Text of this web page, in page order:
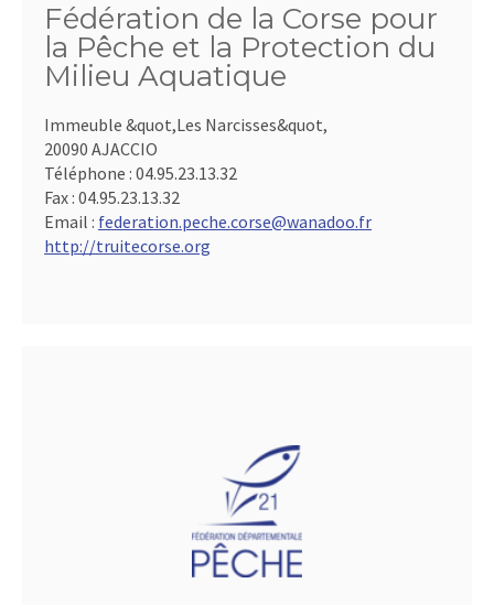
Fédération de la Corse pour
la Pêche et la Protection du
Milieu Aquatique
Immeuble &quot,Les Narcisses&quot,
20090 AJACCIO
Téléphone : 04.95.23.13.32
Fax : 04.95.23.13.32
Email : federation.peche.corse@wanadoo.fr
http://truitecorse.org